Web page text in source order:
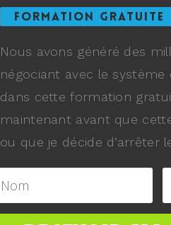
FORMATION GRATUITE
Nous avons généré des
négociant avec le
dans cette formation
maintenant avant que
ou que je décide d’arrêter